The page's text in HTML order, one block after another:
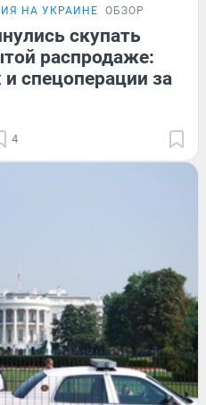
НА УКРАИНЕ ОБЗОР
скупать
распродаже:
спецоперации за
4